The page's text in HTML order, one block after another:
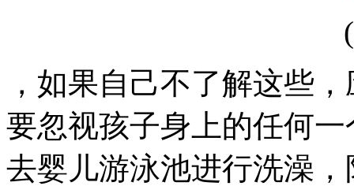
，如果自己不了解这些
要忽视孩子身上的任何
去婴儿游泳池进行洗澡